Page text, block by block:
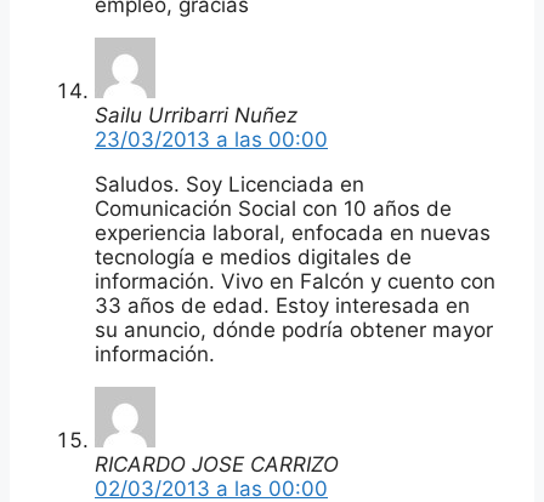
Sailu Urribarri Nuñez
23/03/2013 a las 00:00
Saludos. Soy Licenciada en
Comunicación Social con 10 años de
experiencia laboral, enfocada en nuevas
tecnología e medios digitales de
información. Vivo en Falcón y cuento con
33 años de edad. Estoy interesada en
su anuncio, dónde podría obtener mayor
información.
RICARDO JOSE CARRIZO
02/03/2013 a las 00:00